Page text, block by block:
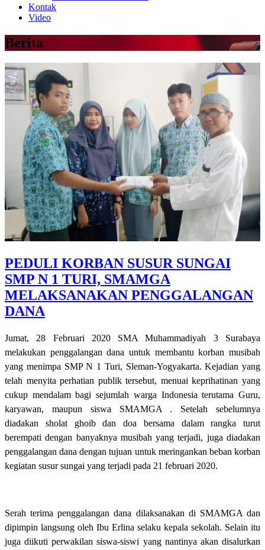
Kontak
Video
Berita
PEDULI KORBAN SUSUR SUNGAI
SMP N 1 TURI, SMAMGA
MELAKSANAKAN PENGGALANGAN
DANA
Jumat, 28 Februari 2020 SMA Muhammadiyah 3 Surabaya
melakukan penggalangan dana untuk membantu korban musibah
yang menimpa SMP N 1 Turi, Sleman-Yogyakarta. Kejadian yang
telah menyita perhatian publik tersebut, menuai keprihatinan yang
cukup mendalam bagi sejumlah warga Indonesia terutama Guru,
karyawan, maupun siswa SMAMGA . Setelah sebelumnya
diadakan sholat ghoib dan doa bersama dalam rangka turut
berempati dengan banyaknya musibah yang terjadi, juga diadakan
penggalangan dana dengan tujuan untuk meringankan beban korban
kegiatan susur sungai yang terjadi pada 21 februari 2020.
Serah terima penggalangan dana dilaksanakan di SMAMGA dan
dipimpin langsung oleh Ibu Erlina selaku kepala sekolah. Selain itu
juga diikuti perwakilan siswa-siswi yang nantinya akan disalurkan